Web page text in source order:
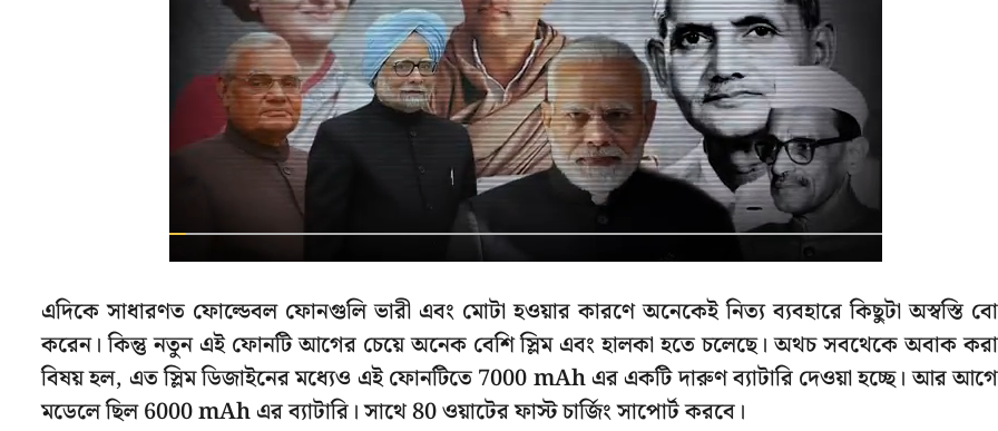
এদিকে সাধারণত ফোল্ডেবল ফোনগুলি ভারী এবং মোটা হওয়ার কারণে অনেকেই নিত্য ব্যবহারে কিছুটা অস্বস্তি
করেন। কিন্তু নতুন এই ফোনটি আগের চেয়ে অনেক বেশি স্লিম এবং হালকা হতে চলেছে। অথচ সবথেকে অবাক
বিষয় হল, এত স্লিম ডিজাইনের মধ্যেও এই ফোনটিতে 7000 mAh এর একটি দারুণ ব্যাটারি দেওয়া হচ্ছে। আর
মডেলে ছিল 6000 mAh এর ব্যাটারি। সাথে 80 ওয়াটের ফাস্ট চার্জিং সাপোর্ট করবে।